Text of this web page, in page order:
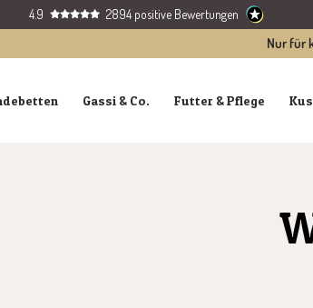
4.9 2894 positive Bewertungen
Nur für
Gassi & Co. Futter & Pflege